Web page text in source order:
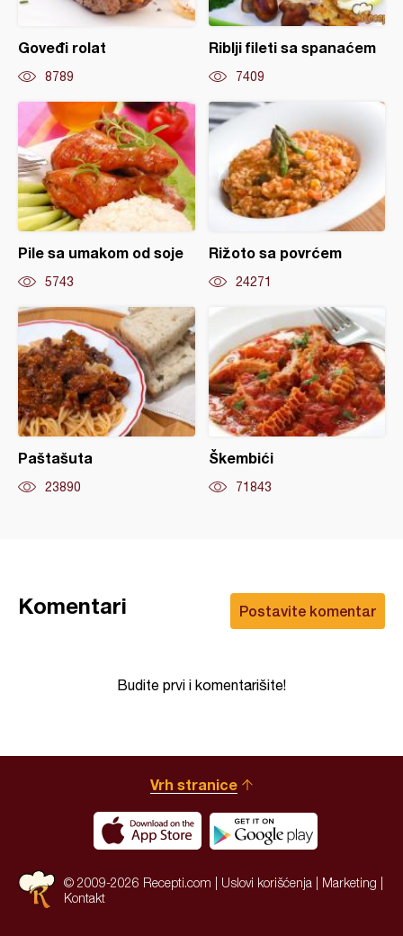
Goveđi rolat
8789
Riblji fileti sa spanaćem
7409
Pile sa umakom od soje
5743
Rižoto sa povrćem
24271
Paštašuta
23890
Škembići
71843
Postavite komentar
Komentari
Budite prvi i komentarišite!
Vrh stranice
© 2009-2026 Recepti.com | Uslovi korišćenja Marketing
Kontakt